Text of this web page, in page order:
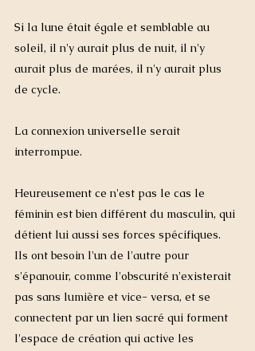
Si la lune était égale et semblable au
soleil, il n'y aurait plus de nuit, il n'y
aurait plus de marées, il n'y aurait plus
de cycle.
La connexion universelle serait
interrompue.
Heureusement ce n'est pas le cas le
féminin est bien différent du masculin, qui
détient lui aussi ses forces spécifiques.
Ils ont besoin l'un de l'autre pour
s'épanouir, comme l'obscurité n'existerait
pas sans lumière et vice- versa, et se
connectent par un lien sacré qui forment
l'espace de création qui active les